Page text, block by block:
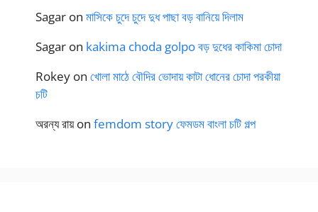
Sagar on মাসিকে চুদে চুদে দুধ পাছা বড় বানিয়ে দিলাম
Sagar on kakima choda golpo বড় দুধের কাকিমা চোদা
Rokey on খোলা মাঠে বৌদির ভোদায় কাটা ধোনের চোদা পরকীয়া
চটি
অরন্য রায়on femdom story ফেমডম বাংলা চটি গল্প